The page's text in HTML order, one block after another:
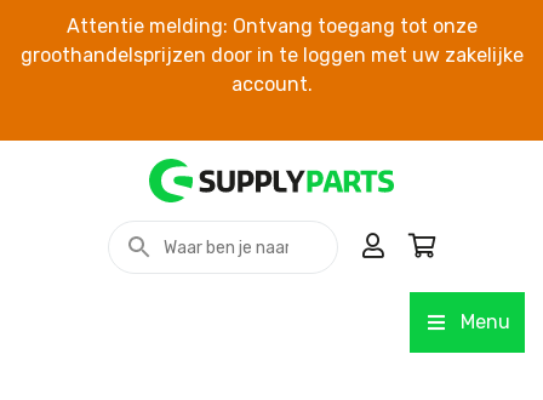
Attentie melding: Ontvang toegang tot onze
groothandelsprijzen door in te loggen met uw zakelijke
account.
Menu